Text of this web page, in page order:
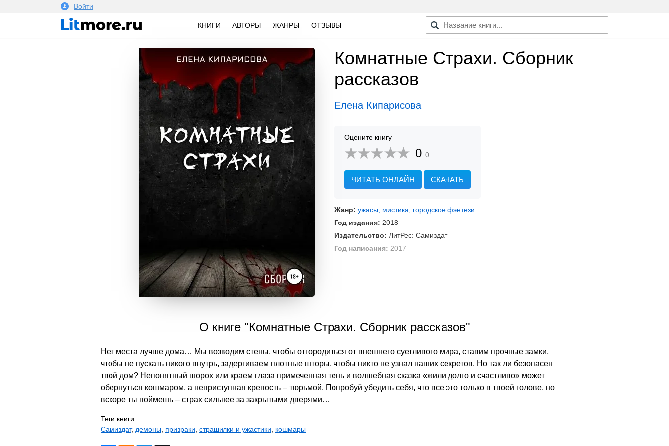
Войти
КНИГИ АВТОРЫ ЖАНРЫ ОТЗЫВЫ
Комнатные Страхи. Сборник
рассказов
Елена Кипарисова
Оцените книгу
0 0
ЧИТАТЬ ОНЛАЙН СКАЧАТЬ
Жанр: ужасы, мистика
городское фэнтези
Год издания: 2018
Издательство: ЛитРес: Самиздат
Год написания: 2017
О книге "Комнатные Страхи. Сборник рассказов"
Нет места лучше дома… Мы возводим стены, чтобы отгородиться от внешнего суетливого мира, ставим прочные замки,
чтобы не пускать никого внутрь, задергиваем плотные шторы, чтобы никто не узнал наших секретов. Но так ли безопасен
твой дом? Непонятный шорох или краем глаза примеченная тень и волшебная сказка «жили долго и счастливо» может
обернуться кошмаром, а неприступная крепость – тюрьмой. Попробуй убедить себя, что все это только в твоей голове, но
вскоре ты поймешь – страх сильнее за закрытыми дверями…
Теги книги:
Самиздат, демоны призраки страшилки и ужастики кошмары